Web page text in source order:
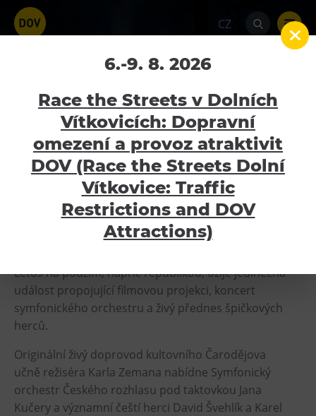
CZ
Čarodějův učeň – zrušeno
Home Kalendář akcí
Čarodějův učeň –
zrušeno
10.11.2025
Atraktivity
Bolt Tower
Velký svět techniky
Malý svět techniky U6
Gong
Galerie Gong
Hornické muzeum
HopJump
Lezecká stěna
Národní zemědělské muzeum
Akce/turné je zrušeno pořadatelem.
www.carodejuvucen.eu
Letos na podzim, napříč republikou, ožije jedinečná
událost propojující filmovou projekci, koncert
symfonického orchestru a živý přednes špičkových
herců.
Originální živý doprovod kultovního Čarodějova
učně režiséra Karla Zemana nabídne Symfonický
orchestr Českého rozhlasu pod taktovkou Jana
Kučery a významní čeští herci David Švehlík a Karel
6.-9. 8. 2026
Race the Streets v Dolních
Vítkovicích: Dopravní
omezení a provoz atraktivit
DOV (Race the Streets Dolní
Vítkovice: Traffic
Restrictions and DOV
Attractions)